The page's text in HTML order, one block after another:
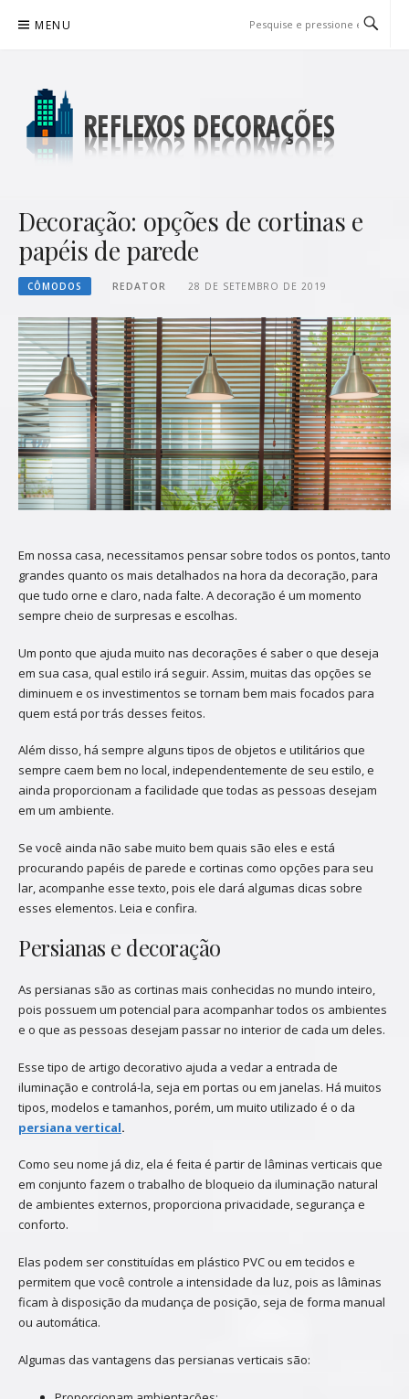
para
MENU
Decoração: opções de cortinas e
papéis de parede
CÔMODOS REDATOR 28 DE SETEMBRO DE 2019
Em nossa casa, necessitamos pensar sobre todos os pontos, tanto
grandes quanto os mais detalhados na hora da decoração, para
que tudo orne e claro, nada falte. A decoração é um momento
sempre cheio de surpresas e escolhas.
Um ponto que ajuda muito nas decorações é saber o que deseja
em sua casa, qual estilo irá seguir. Assim, muitas das opções se
diminuem e os investimentos se tornam bem mais focados para
quem está por trás desses feitos.
Além disso, há sempre alguns tipos de objetos e utilitários que
sempre caem bem no local, independentemente de seu estilo, e
ainda proporcionam a facilidade que todas as pessoas desejam
em um ambiente.
Se você ainda não sabe muito bem quais são eles e está
procurando papéis de parede e cortinas como opções para seu
lar, acompanhe esse texto, pois ele dará algumas dicas sobre
esses elementos. Leia e confira.
Persianas e decoração
As persianas são as cortinas mais conhecidas no mundo inteiro,
pois possuem um potencial para acompanhar todos os ambientes
e o que as pessoas desejam passar no interior de cada um deles.
Esse tipo de artigo decorativo ajuda a vedar a entrada de
iluminação e controlá-la, seja em portas ou em janelas. Há muitos
tipos, modelos e tamanhos, porém, um muito utilizado é o da
persiana vertical.
Como seu nome já diz, ela é feita é partir de lâminas verticais que
em conjunto fazem o trabalho de bloqueio da iluminação natural
de ambientes externos, proporciona privacidade, segurança e
conforto.
Elas podem ser constituídas em plástico PVC ou em tecidos e
permitem que você controle a intensidade da luz, pois as lâminas
ficam à disposição da mudança de posição, seja de forma manual
ou automática.
Algumas das vantagens das persianas verticais são: